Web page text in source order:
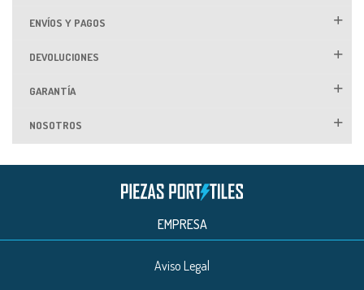
ENVÍOS Y PAGOS
DEVOLUCIONES
GARANTÍA
NOSOTROS
EMPRESA
Aviso Legal